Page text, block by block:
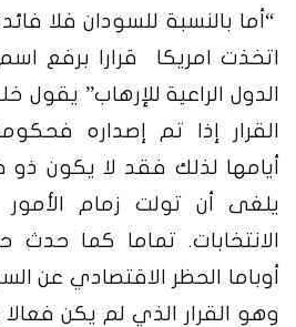
“أما بالنسبة للسودان فلا
اتخذت امريكا قرارا برفع
الدول الراعية للإرهاب” يقول
القرار إذا تم إصداره
أيامها لذلك فقد لا يكون ذو
يلغى أن تولت زمام
الانتخابات. تماما كما
أوباما الحظر الاقتصادي عن
وهو القرار الذي لم يكن